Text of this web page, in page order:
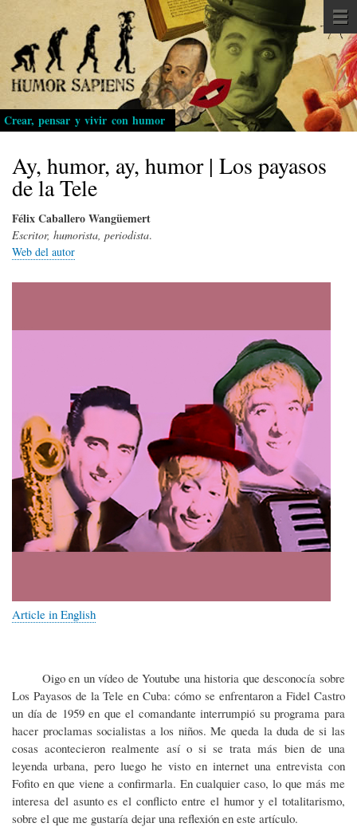
Pasar
al
contenido
principal
Crear, pensar y vivir con humor
Ay, humor, ay, humor | Los payasos
de la Tele
Félix Caballero Wangüemert
Escritor, humorista, periodista.
Web del autor
Article in English
Oigo en un vídeo de Youtube una historia que desconocía sobre
Los Payasos de la Tele en Cuba: cómo se enfrentaron a Fidel Castro
un día de 1959 en que el comandante interrumpió su programa para
hacer proclamas socialistas a los niños. Me queda la duda de si las
cosas acontecieron realmente así o si se trata más bien de una
leyenda urbana, pero luego he visto en internet una entrevista con
Fofito en que viene a confirmarla. En cualquier caso, lo que más me
interesa del asunto es el conflicto entre el humor y el totalitarismo,
sobre el que me gustaría dejar una reflexión en este artículo.